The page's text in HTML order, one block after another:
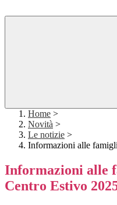
Home >
Novità >
Le notizie >
Informazioni alle
Informazioni alle
Centro Estivo